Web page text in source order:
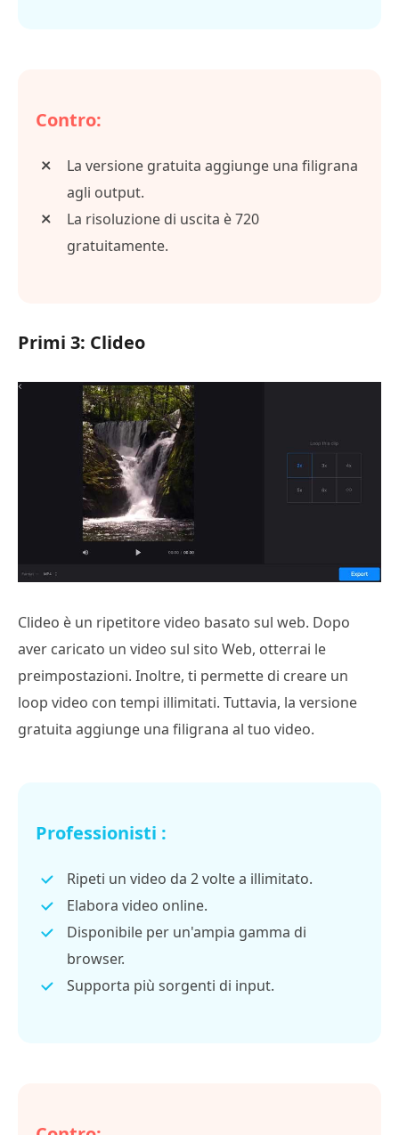
Contro:
La versione gratuita aggiunge una filigrana
agli output.
La risoluzione di uscita è 720
gratuitamente.
Primi 3: Clideo
Clideo è un ripetitore video basato sul web. Dopo
aver caricato un video sul sito Web, otterrai le
preimpostazioni. Inoltre, ti permette di creare un
loop video con tempi illimitati. Tuttavia, la versione
gratuita aggiunge una filigrana al tuo video.
Professionisti :
Ripeti un video da 2 volte a illimitato.
Elabora video online.
Disponibile per un'ampia gamma di
browser.
Supporta più sorgenti di input.